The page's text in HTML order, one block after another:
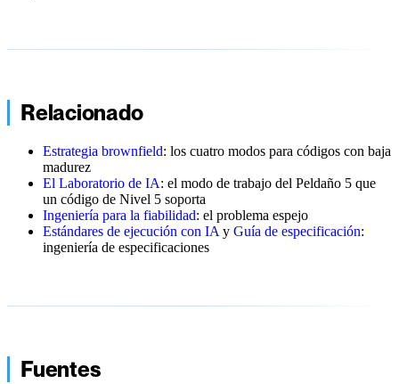
Relacionado
Estrategia brownfield: los cuatro modos para códigos con baja
madurez
El Laboratorio de IA: el modo de trabajo del Peldaño 5 que
un código de Nivel 5 soporta
Ingeniería para la fiabilidad: el problema espejo
Estándares de ejecución con IA y Guía de especificación:
ingeniería de especificaciones
Fuentes